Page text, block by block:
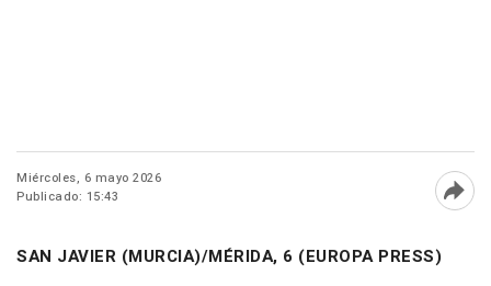
Miércoles, 6 mayo 2026
Publicado: 15:43
SAN JAVIER (MURCIA)/MÉRIDA, 6 (EUROPA PRESS)